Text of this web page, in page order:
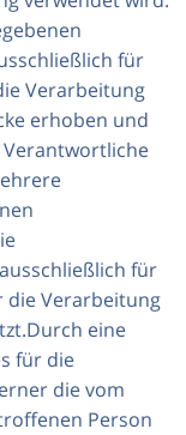
für
Verarbeitung
erhoben und
für
die Verarbeitung
eine
für die
die vom
Person